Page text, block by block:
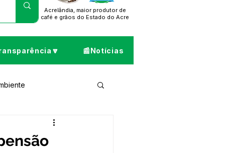
Acrelândia, maior produtor de
café e grãos do Estado do Acre
📰Notícias